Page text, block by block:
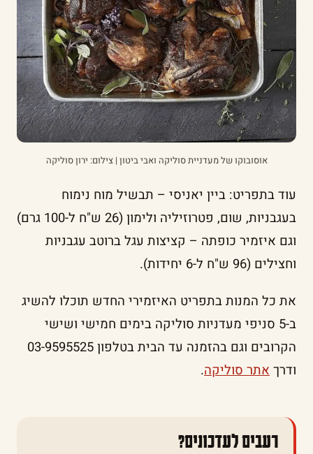
אוסובוקו של מעדניית סוליקה ואבי ביטון | צילום: ירון סוליקה
עוד בתפריט: ביין יאניסי – תבשיל מוח נימוח
בעגבניות, שום, פטרוזיליה ולימון (26 ש"ח ל-100 גרם)
וגם איזמיר כופתה – קציצות עגל ברוטב עגבניות
וחצילים (96 ש"ח ל-6 יחידות).
את כל המנות בתפריט האיזמירי החדש תוכלו להשיג
ב-5 סניפי מעדניות סוליקה בימים חמישי ושישי
הקרובים וגם בהזמנה עד הבית בטלפון 03-9595525
ודרךאתר סוליקה.
רעבים לעדכונים?